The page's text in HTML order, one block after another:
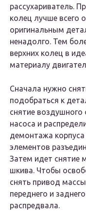
рассухариватель.
колец лучше всего
оригинальным
ненадолго. Тем
верхних колец в
материалу
Сначала нужно
подобраться к
снятие воздушного
насоса и
демонтажа
элементов
Затем идет снятие
шкива. Чтобы
снять привод
переднего и
распредвала.